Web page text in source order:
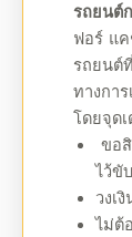
รถยนต์
ฟอร์ แค
รถยนต์
ทางการ
โดยจุด
ขอ
ไว้ขั
วงเ
ไม่ต้